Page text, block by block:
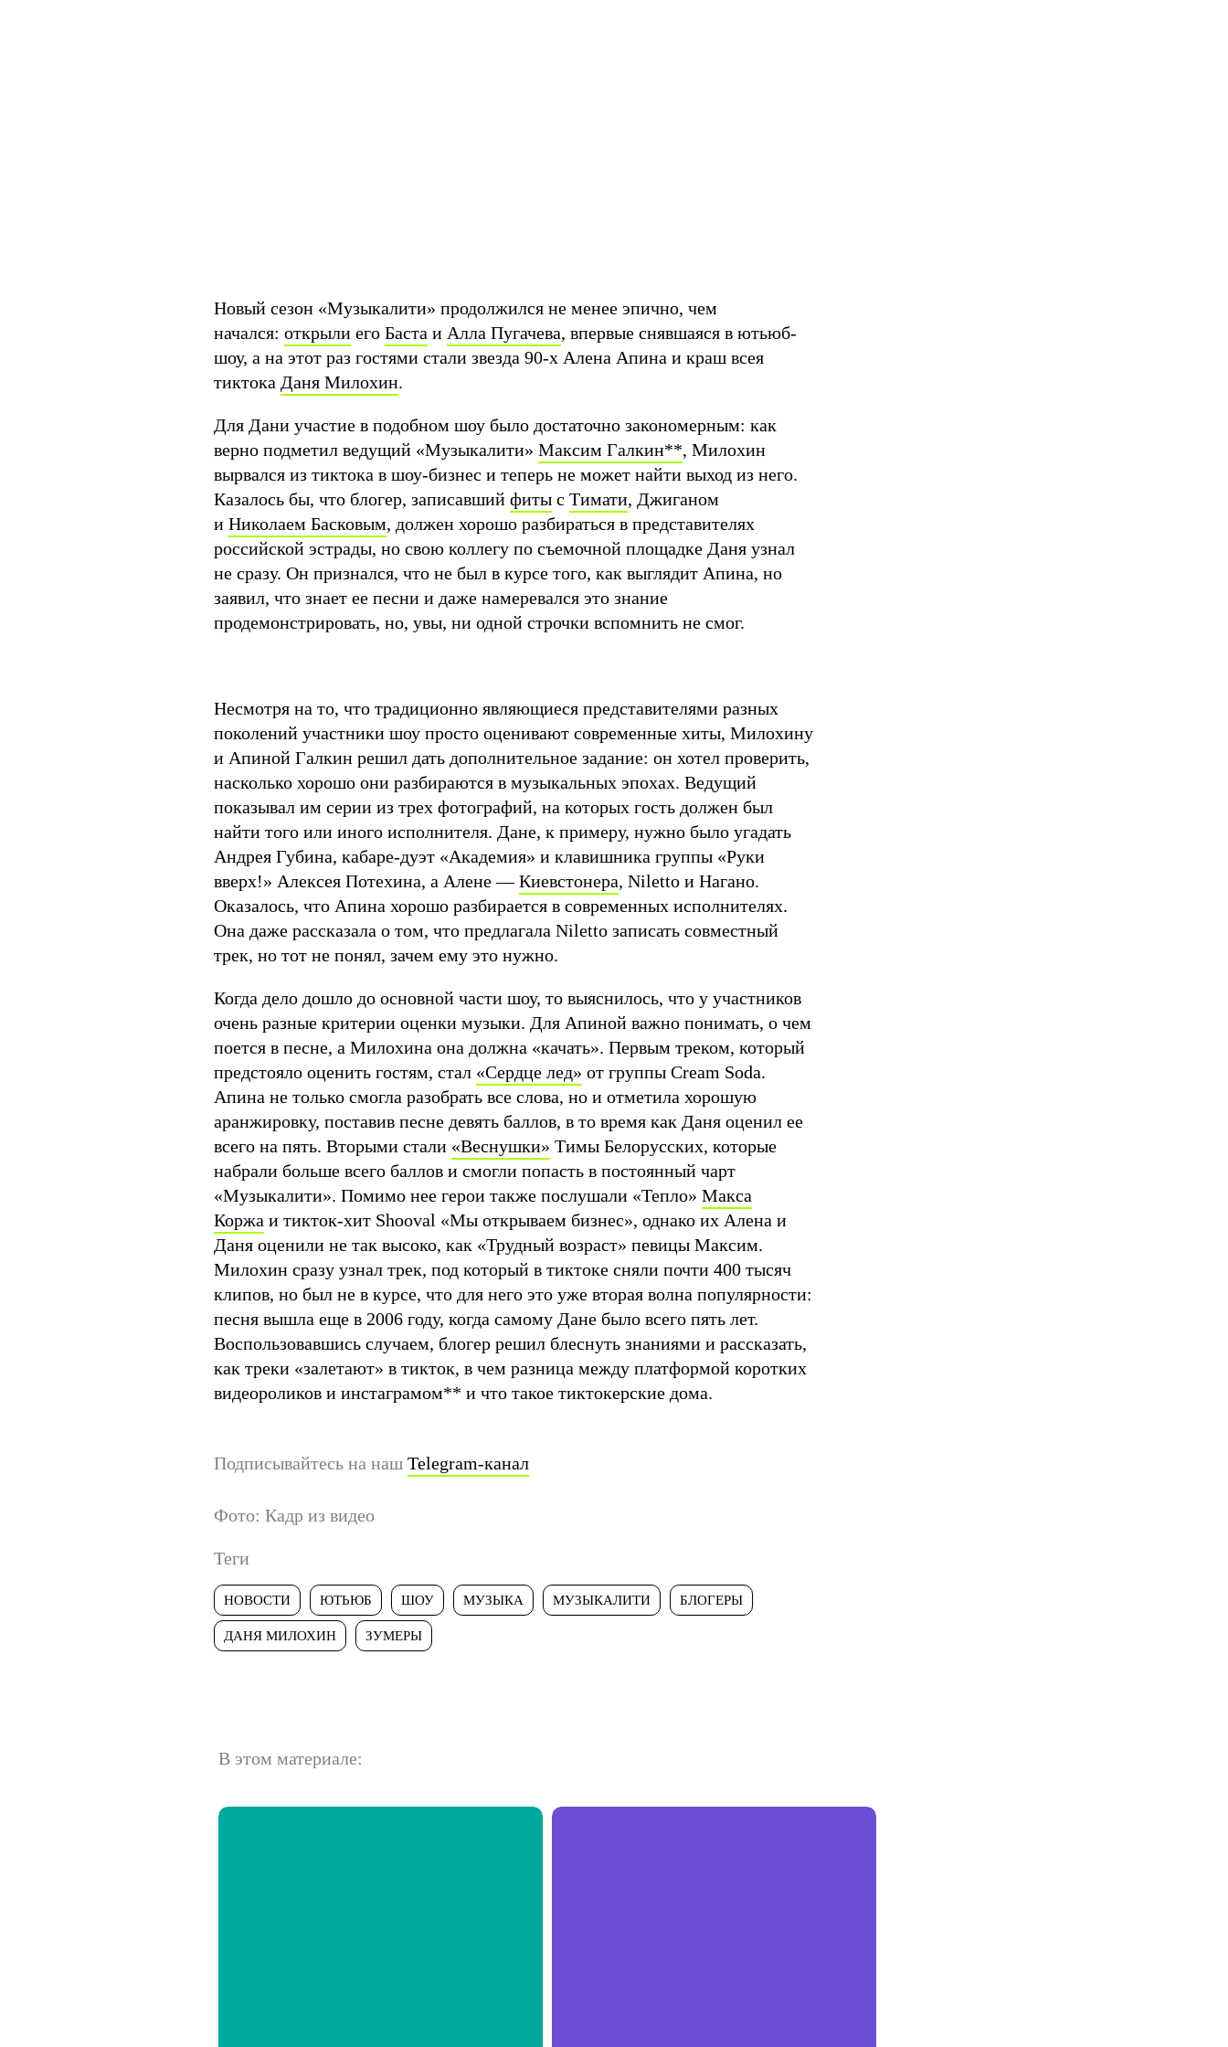
Новый сезон «Музыкалити» продолжился не менее эпично, чем
начался: открыли его Баста и Алла Пугачева, впервые снявшаяся в ютьюб-
шоу, а на этот раз гостями стали звезда 90-х Алена Апина и краш всея
тиктока Даня Милохин.
Для Дани участие в подобном шоу было достаточно закономерным: как
верно подметил ведущий «Музыкалити» Максим Галкин**, Милохин
вырвался из тиктока в шоу-бизнес и теперь не может найти выход из него.
Казалось бы, что блогер, записавший фиты с Тимати, Джиганом
и Николаем Басковым, должен хорошо разбираться в представителях
российской эстрады, но свою коллегу по съемочной площадке Даня узнал
не сразу. Он признался, что не был в курсе того, как выглядит Апина, но
заявил, что знает ее песни и даже намеревался это знание
продемонстрировать, но, увы, ни одной строчки вспомнить не смог.
Несмотря на то, что традиционно являющиеся представителями разных
поколений участники шоу просто оценивают современные хиты, Милохину
и Апиной Галкин решил дать дополнительное задание: он хотел проверить,
насколько хорошо они разбираются в музыкальных эпохах. Ведущий
показывал им серии из трех фотографий, на которых гость должен был
найти того или иного исполнителя. Дане, к примеру, нужно было угадать
Андрея Губина, кабаре-дуэт «Академия» и клавишника группы «Руки
вверх!» Алексея Потехина, а Алене —Киевстонера, Niletto и Нагано.
Оказалось, что Апина хорошо разбирается в современных исполнителях.
Она даже рассказала о том, что предлагала Niletto записать совместный
трек, но тот не понял, зачем ему это нужно.
Когда дело дошло до основной части шоу, то выяснилось, что у участников
очень разные критерии оценки музыки. Для Апиной важно понимать, о чем
поется в песне, а Милохина она должна «качать». Первым треком, который
предстояло оценить гостям, стал «Сердце лед» от группы Cream Soda.
Апина не только смогла разобрать все слова, но и отметила хорошую
аранжировку, поставив песне девять баллов, в то время как Даня оценил ее
всего на пять. Вторыми стали «Веснушки» Тимы Белорусских, которые
набрали больше всего баллов и смогли попасть в постоянный чарт
«Музыкалити». Помимо нее герои также послушали «Тепло» Макса
Коржа и тикток-хит Shooval «Мы открываем бизнес», однако их Алена и
Даня оценили не так высоко, как «Трудный возраст» певицы Максим.
Милохин сразу узнал трек, под который в тиктоке сняли почти 400 тысяч
клипов, но был не в курсе, что для него это уже вторая волна популярности:
песня вышла еще в 2006 году, когда самому Дане было всего пять лет.
Воспользовавшись случаем, блогер решил блеснуть знаниями и рассказать,
как треки «залетают» в тикток, в чем разница между платформой коротких
видеороликов и инстаграмом** и что такое тиктокерские дома.
Подписывайтесь на наш Telegram-канал
Фото: Кадр из видео
Теги
НОВОСТИ ЮТЬЮБ ШОУ МУЗЫКА МУЗЫКАЛИТИ БЛОГЕРЫ
ДАНЯ МИЛОХИН ЗУМЕРЫ
В этом материале: